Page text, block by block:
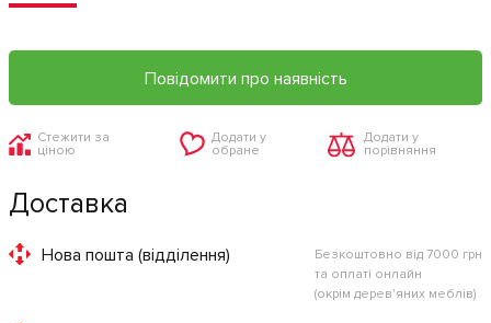
Повідомити про наявність
Стежити за
ціною
Додати у
обране
Додати у
порівняння
Доставка
Нова пошта (відділення)
Безкоштовно від 7000 грн
та оплаті онлайн
(окрім дерев'яних меблів)